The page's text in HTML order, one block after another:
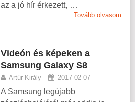
az a jó hír érkezett, …
Tovább olvasom
Videón és képeken a
Samsung Galaxy S8
Artúr Király 2017-02-07
A Samsung legújabb